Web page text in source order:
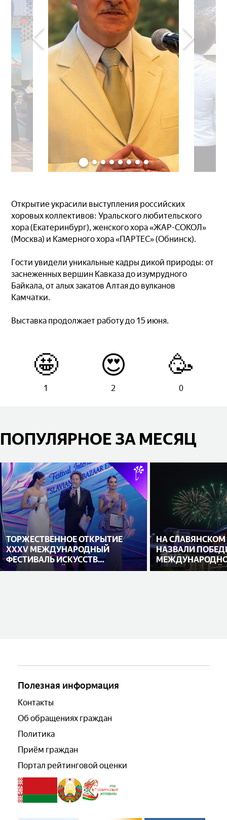
Открытие украсили выступления российских
хоровых коллективов: Уральского любительского
хора (Екатеринбург), женского хора «ЖАР-СОКОЛ»
(Москва) и Камерного хора «ПАРТЕС» (Обнинск).
Гости увидели уникальные кадры дикой природы: от
заснеженных вершин Кавказа до изумрудного
Байкала, от алых закатов Алтая до вулканов
Камчатки.
Выставка продолжает работу до 15 июня.
🤩
1
😍
2
🥳
0
ПОПУЛЯРНОЕ ЗА МЕСЯЦ
ТОРЖЕСТВЕННОЕ ОТКРЫТИЕ
XXXV МЕЖДУНАРОДНЫЙ
ФЕСТИВАЛЬ ИСКУССТВ
«СЛАВЯНСКИЙ БАЗАР В
НА СЛАВЯНСКОМ
НАЗВАЛИ
ИСПОЛНИТЕЛЕЙ
Полезная информация
Контакты
Об обращениях граждан
Политика
Приём граждан
Портал рейтинговой оценки